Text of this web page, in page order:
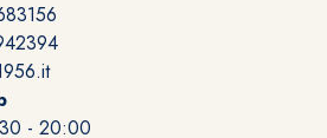
- 20:00